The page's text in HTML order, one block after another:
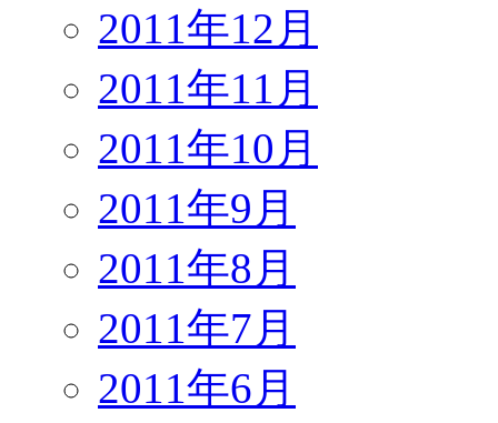
2011年12月
2011年11月
2011年10月
2011年9月
2011年8月
2011年7月
2011年6月